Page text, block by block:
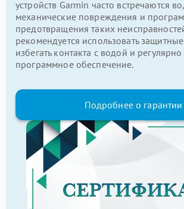
устройств Garmin часто встречаются
механические повреждения и
предотвращения таких
рекомендуется использовать
избегать контакта с водой и
программное обеспечение.
Подробнее о гарантии